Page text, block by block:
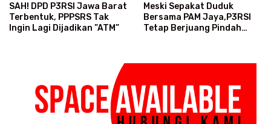
SAH! DPD P3RSI Jawa Barat
Terbentuk, PPPSRS Tak
Ingin Lagi Dijadikan ”ATM”
Meski Sepakat Duduk
Bersama PAM Jaya,P3RSI
Tetap Berjuang Pindah